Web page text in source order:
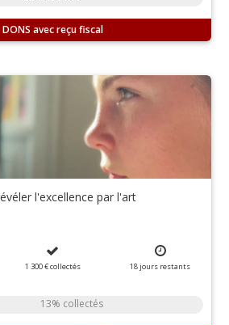
DONS
l'excellence par l'art
1 300 €collectés 18jours restants
13% collectés